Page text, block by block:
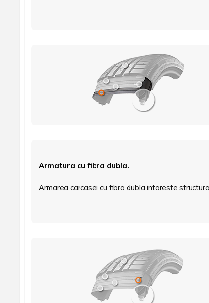
Armatura cu fibra dubla.
Armarea carcasei cu fibra dubla intareste